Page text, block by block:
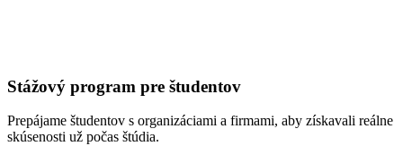
Stážový program pre študentov
Prepájame študentov s organizáciami a firmami, aby získavali reálne
skúsenosti už počas štúdia.